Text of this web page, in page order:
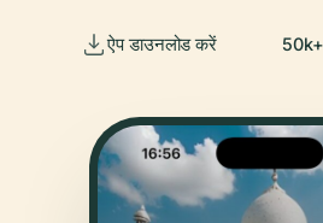
ऐप डाउनलोड करें 50k+